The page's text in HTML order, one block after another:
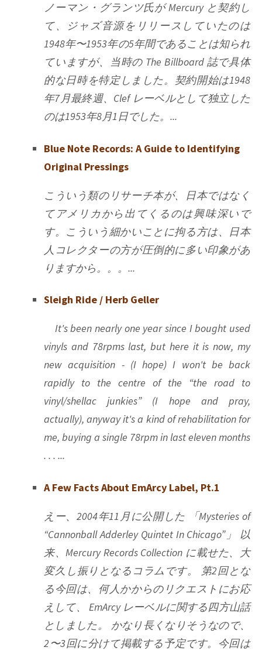
ノーマン・グランツ氏が Mercury と契約し
て、ジャズ音源をリリースしていたのは
1948年〜1953年の5年間であることは知られ
ていますが、当時の The Billboard 誌で具体
的な日時を特定しました。契約開始は1948
年7月最終週、Clef レーベルとして独立した
のは1953年8月1日でした。...
Blue Note Records: A Guide to Identifying
Original Pressings
こういう類のリサーチ本が、日本ではなく
てアメリカから出てくるのは興味深いで
す。こういう細かいことに拘る方は、日本
人コレクターの方が圧倒的に多い印象があ
りますから。。。...
Sleigh Ride / Herb Geller
It's been nearly one year since I bought used
vinyls and 78rpms last, but here it is now, my
new acquisition - (I hope) I won't be back
rapidly to the centre of the “the road to
vinyl/shellac junkies” (I hope and pray,
actually), anyway it's a kind of rehabilitation for
me, buying a single 78rpm in last eleven months
. . . ...
A Few Facts About EmArcy Label, Pt.1
えー、2004年11月に公開した 「Mysteries of
“Cannonball Adderley Quintet In Chicago”」 以
来、Mercury Records Collection に載せた、大
変久し振りとなるコラムです。 第2回とな
る今回は、何人かからのリクエストにお応
えして、 EmArcy レーベルに関する四方山話
としました。 かなり長くなりそうなので、
2〜3回に分けて掲載する予定です。今回は